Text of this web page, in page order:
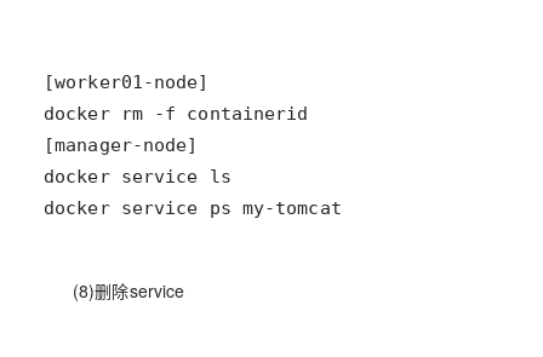
docker service ps my-tomcat
(8)删除service